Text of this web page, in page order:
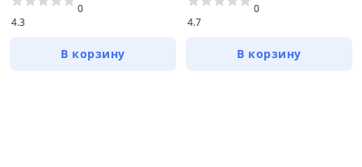
4.3
0
В корзину
4.7
0
В корзину